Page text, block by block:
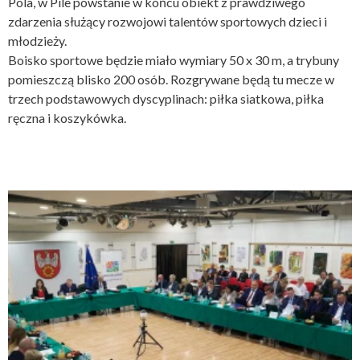
zdarzenia służący rozwojowi talentów sportowych dzieci i
młodzieży.
Boisko sportowe będzie miało wymiary 50 x 30 m, a trybuny
pomieszczą blisko 200 osób. Rozgrywane będą tu mecze w
trzech podstawowych dyscyplinach: piłka siatkowa, piłka
ręczna i koszykówka.